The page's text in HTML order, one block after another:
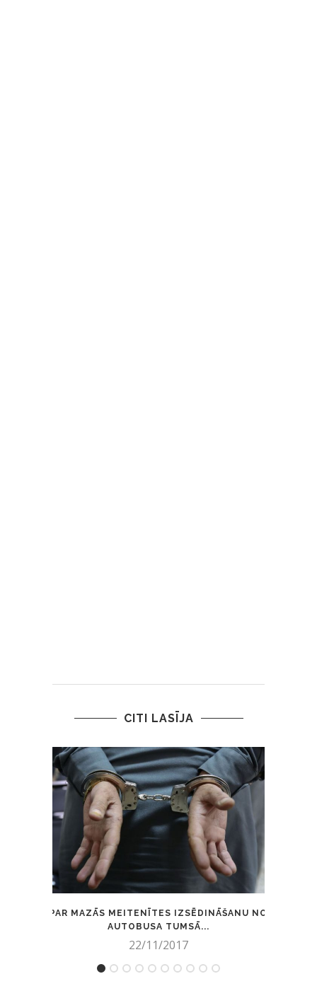
CITI LASĪJA
PAR MAZĀS MEITENĪTES IZSĒDINĀŠANU NO
AUTOBUSA TUMSĀ...
22/11/2017